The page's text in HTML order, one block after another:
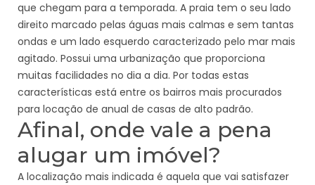
que chegam para a temporada. A praia tem o seu lado
direito marcado pelas águas mais calmas e sem tantas
ondas e um lado esquerdo caracterizado pelo mar mais
agitado. Possui uma urbanização que proporciona
muitas facilidades no dia a dia. Por todas estas
características está entre os bairros mais procurados
para locação de anual de casas de alto padrão.
Afinal, onde vale a pena
alugar um imóvel?
A localização mais indicada é aquela que vai satisfazer